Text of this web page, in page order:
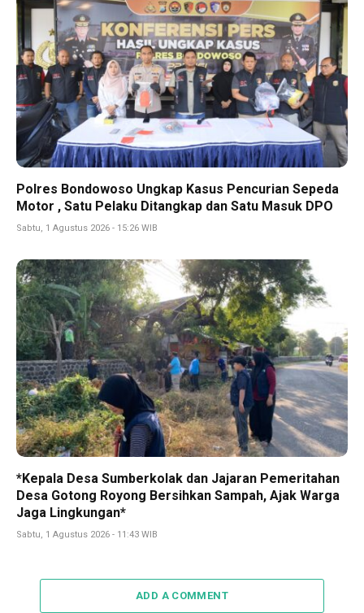
Polres Bondowoso Ungkap Kasus Pencurian Sepeda
Motor , Satu Pelaku Ditangkap dan Satu Masuk DPO
Sabtu, 1 Agustus 2026 - 15:26 WIB
*Kepala Desa Sumberkolak dan Jajaran Pemeritahan
Desa Gotong Royong Bersihkan Sampah, Ajak Warga
Jaga Lingkungan*
Sabtu, 1 Agustus 2026 - 11:43 WIB
ADD A COMMENT